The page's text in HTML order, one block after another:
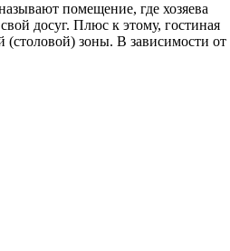
помещение, где хозяева
досуг. Плюс к этому, гостиная
(столовой) зоны. В зависимости от